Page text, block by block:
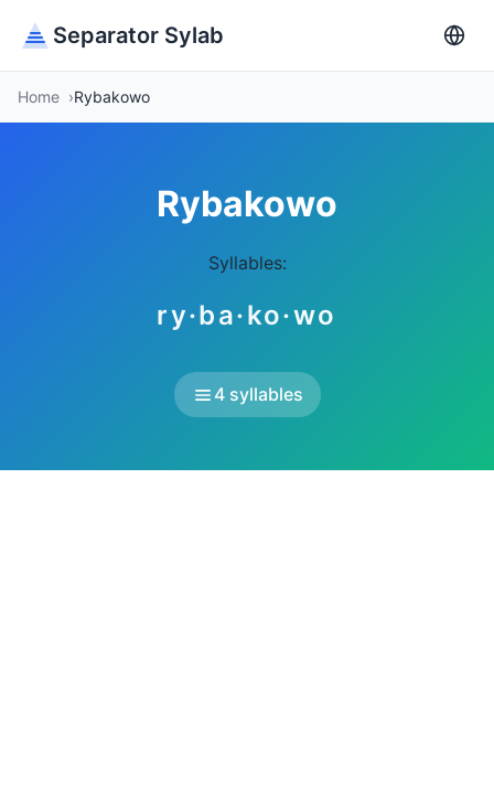
Separator Sylab
Home Rybakowo
Rybakowo
Syllables:
ry·ba·ko·wo
4 syllables